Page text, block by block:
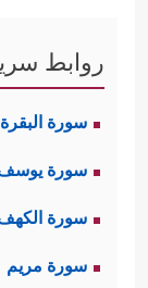
روابط
سورة البقرة
سورة
سورة
سورة مريم